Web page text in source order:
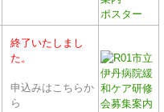
ポスター
終了いたしまし
た。
申込みはこちらか
ら